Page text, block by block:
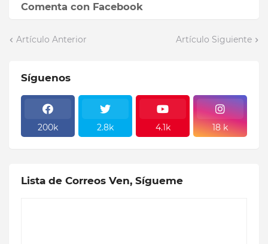
Comenta con Facebook
Artículo Anterior Artículo Siguiente
Síguenos
200k 2.8k 4.1k 18 k
Lista de Correos Ven, Sígueme